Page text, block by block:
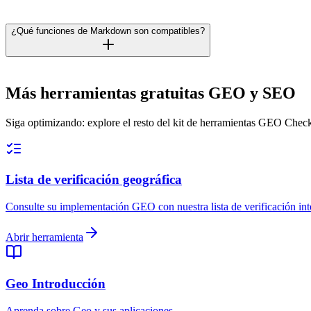
¿Qué funciones de Markdown son compatibles?
Más herramientas gratuitas GEO y SEO
Siga optimizando: explore el resto del kit de herramientas GEO
Lista de verificación geográfica
Consulte su implementación GEO con nuestra lista de verificación
Abrir herramienta
Geo Introducción